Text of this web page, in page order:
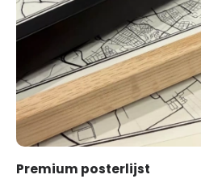
Premium posterlijst